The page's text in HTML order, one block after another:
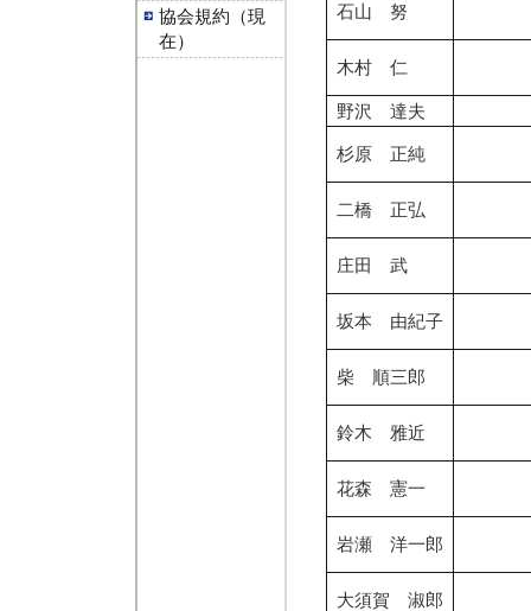
協会規約（現
在）
石山 努
木村 仁
野沢 達夫
杉原 正純
二橋 正弘
庄田 武
坂本 由紀子
柴 順三郎
鈴木 雅近
花森 憲一
岩瀬 洋一郎
大須賀 淑郎